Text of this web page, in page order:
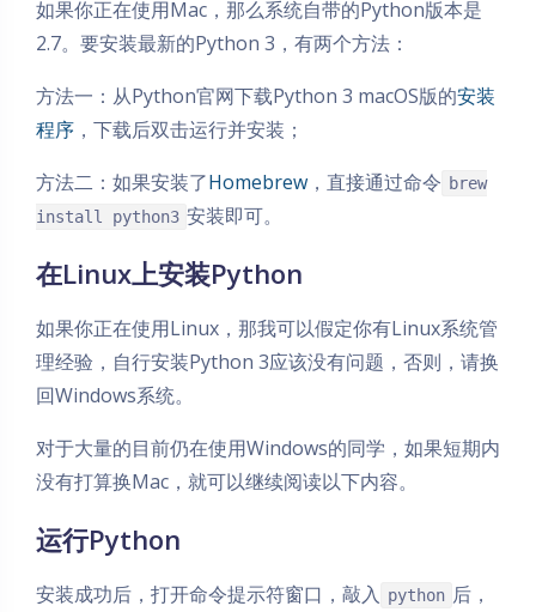
如果你正在使用Mac，那么系统自带的Python版本是
2.7。要安装最新的Python 3，有两个方法：
方法一：从Python官网下载Python 3 macOS版的安装
程序 ，下载后双击运行并安装；
方法二：如果安装了Homebrew ，直接通过命令 brew
install python3 安装即可。
在Linux上安装Python
如果你正在使用Linux，那我可以假定你有Linux系统管
理经验，自行安装Python 3应该没有问题，否则，请换
回Windows系统。
对于大量的目前仍在使用Windows的同学，如果短期内
没有打算换Mac，就可以继续阅读以下内容。
运行Python
安装成功后，打开命令提示符窗口，敲入 python 后，